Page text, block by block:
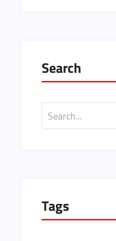
Search
Tags